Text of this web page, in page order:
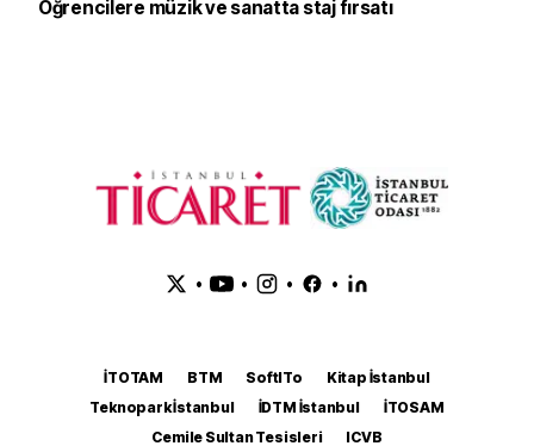
Öğrencilere müzik ve sanatta staj fırsatı
• • • •
İTOTAM BTM SoftITo
Kitap İstanbul
Teknopark İstanbul
İDTM İstanbul
İTOSAM
Cemile Sultan Tesisleri
ICVB